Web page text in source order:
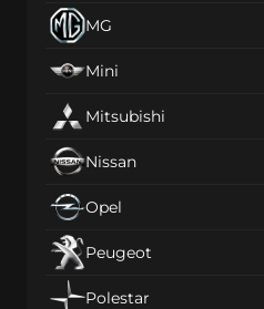
MG
Mini
Mitsubishi
Nissan
Opel
Peugeot
Polestar